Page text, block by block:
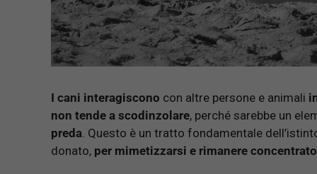
I cani interagiscono con altre persone e animali
non tende a scodinzolare, perché sarebbe un
preda. Questo è un tratto fondamentale
donato, per mimetizzarsi e rimanere